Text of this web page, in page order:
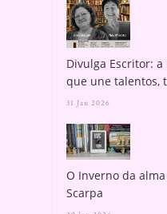
Divulga Escritor:
que une talentos,
31 Jan 2026
O Inverno da
Scarpa